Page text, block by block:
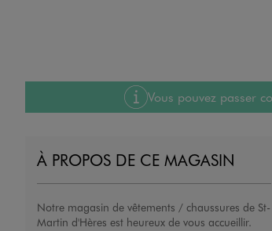
Vous pouvez passer
À PROPOS DE CE MAGASIN
Notre magasin de vêtements / chaussures de St-
Martin d'Hères est heureux de vous accueillir.